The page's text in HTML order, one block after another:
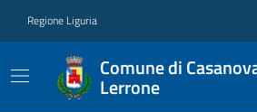
Regione Liguria
Comune di
Lerrone